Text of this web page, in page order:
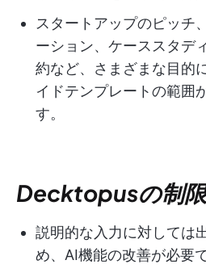
スタートアップのピッチ
ーション、ケーススタデ
約など、さまざまな目的
イドテンプレートの範囲
す。
Decktopusの制
説明的な入力に対しては
め、AI機能の改善が必要